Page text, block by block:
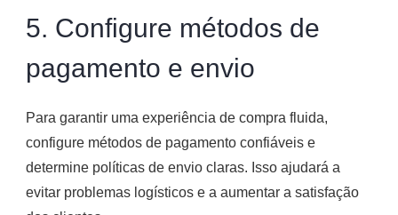
5. Configure métodos de
pagamento e envio
Para garantir uma experiência de compra fluida,
configure métodos de pagamento confiáveis e
determine políticas de envio claras. Isso ajudará a
evitar problemas logísticos e a aumentar a satisfação